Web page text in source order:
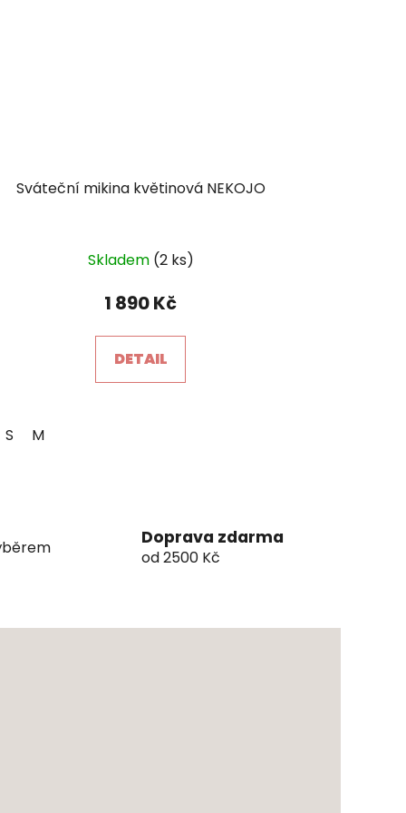
Sváteční mikina květinová NEKOJO
Skladem (2 ks)
1 890 Kč
DETAIL
S M
Doprava zdarma
od 2500 Kč